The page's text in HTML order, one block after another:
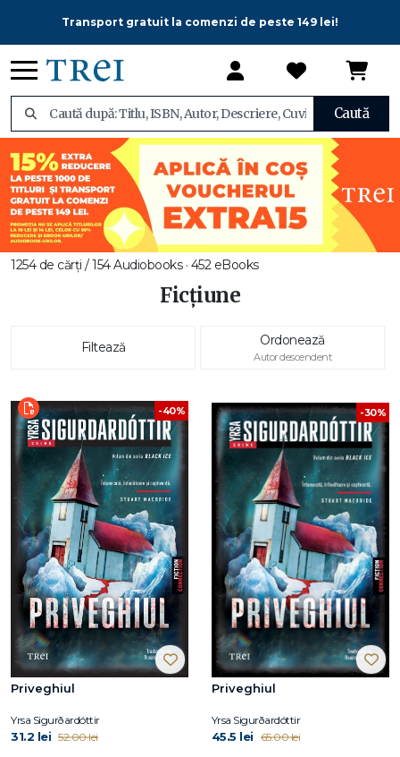
Transport gratuit la comenzi de peste 149 lei!
Caută
1254 de cărți / 154 Audiobooks · 452 eBooks
Ficțiune
Filtează Ordonează
Autor descendent
-40%
Priveghiul
Yrsa Sigurðardóttir
31.2 lei 52.00 lei
-30%
Priveghiul
Yrsa Sigurðardóttir
45.5 lei 65.00 lei